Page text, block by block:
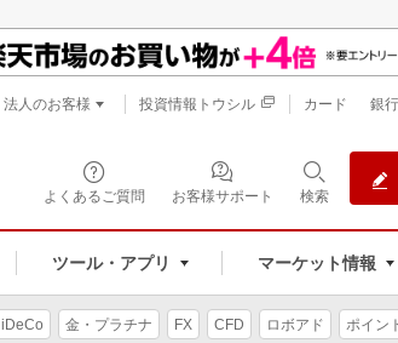
よくあるご質問 お客様サポート 検索
ツール・アプリ マーケット情報
法人のお客様 投資情報トウシル カード 銀行
iDeCo 金・プラチナ FX CFD ロボアド ポイン